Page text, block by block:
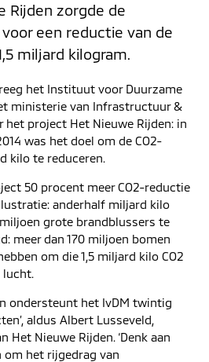
Rijden zorgde de
een reductie van de
miljard kilogram.
het Instituut voor Duurzame
ministerie van Infrastructuur &
het project Het Nieuwe Rijden: in
was het doel om de CO2-
kilo te reduceren.
50 procent meer CO2-reductie
anderhalf miljard kilo
grote brandblussers te
meer dan 170 miljoen bomen
om die 1,5 miljard kilo CO2
lucht.
ondersteunt het IvDM twintig
aldus Albert Lusseveld,
Het Nieuwe Rijden. ‘Denk aan
om het rijgedrag van